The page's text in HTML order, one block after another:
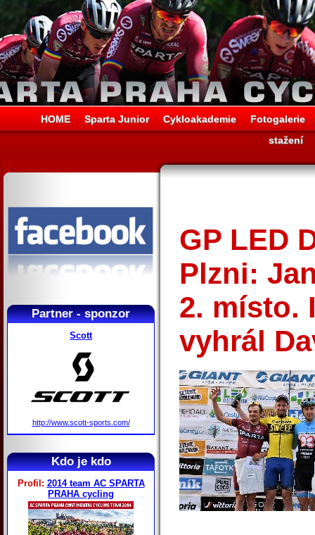
HOME Sparta Junior Cykloakademie
Fotogalerie
stažení
Partner - sponzor
Scott
http://www.scott-sports.com/
Kdo je kdo
Profil: 2014 team AC SPARTA
PRAHA cycling
GP LED
Plzni:
2. místo.
vyhrál